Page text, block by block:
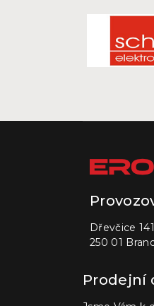
Dřevčice 141
250 01
Prodejní